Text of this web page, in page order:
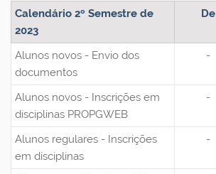
Calendário 2º Semestre de
2023
De
Alunos novos - Envio dos
documentos
-
Alunos novos - Inscrições em
disciplinas PROPGWEB
-
Alunos regulares - Inscrições
em disciplinas
-